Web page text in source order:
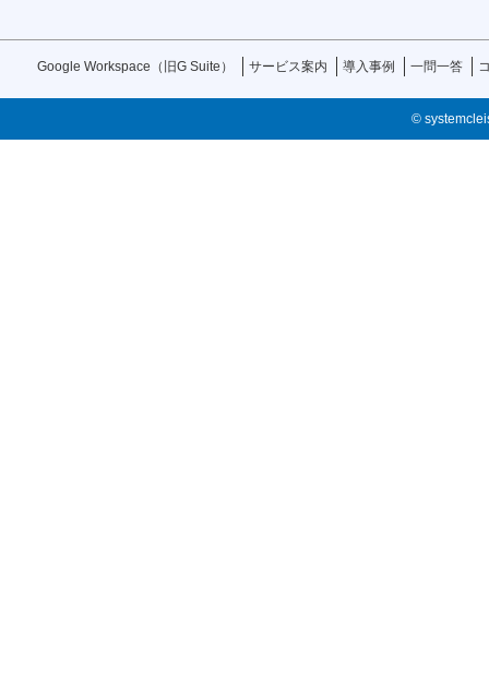
Google Workspace（旧G Suite） サービス案内 導入事例 一問一答
©